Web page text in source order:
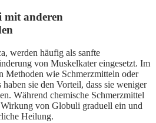
mit anderen
werden häufig als sanfte
von Muskelkater eingesetzt. Im
Methoden wie Schmerzmitteln oder
sie den Vorteil, dass sie weniger
Während chemische Schmerzmittel
von Globuli graduell ein und
Heilung.